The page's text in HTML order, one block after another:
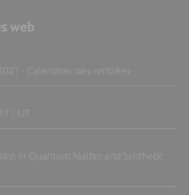
web
- Calendrier des rentrées
| IUT
in Quantum Matter and Synthetic